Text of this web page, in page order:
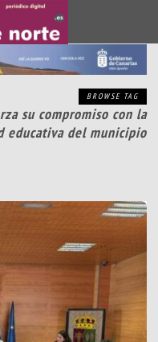
BROWSE TAG
su compromiso con la
educativa del municipio